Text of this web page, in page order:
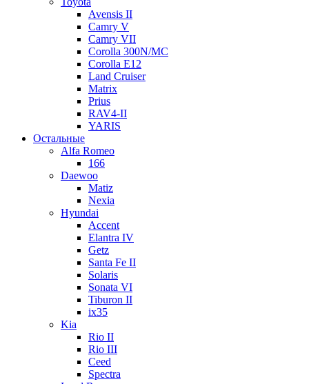
Avensis II
Camry V
Camry VII
Corolla 300N/MC
Corolla E12
Land Cruiser
Matrix
Prius
RAV4-II
YARIS
Остальные
Alfa Romeo
166
Daewoo
Matiz
Nexia
Hyundai
Accent
Elantra IV
Getz
Santa Fe II
Solaris
Sonata VI
Tiburon II
ix35
Kia
Rio II
Rio III
Ceed
Spectra